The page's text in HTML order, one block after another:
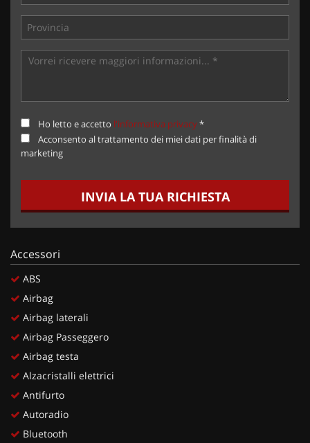
Ho letto e accetto l'informativa privacy*
Acconsento al trattamento dei miei dati per finalità di
marketing
INVIA LA TUA RICHIESTA
Accessori
ABS
Airbag
Airbag laterali
Airbag Passeggero
Airbag testa
Alzacristalli elettrici
Antifurto
Autoradio
Bluetooth